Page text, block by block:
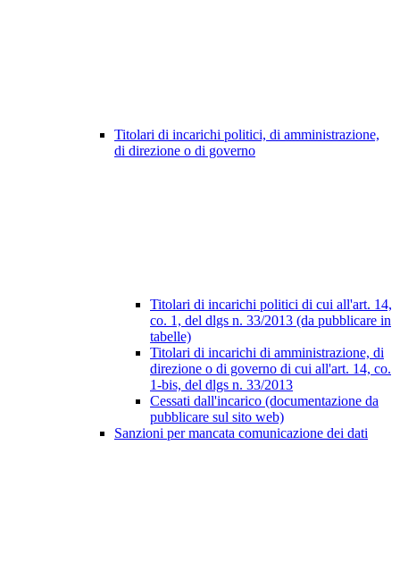
Titolari di incarichi politici, di amministrazione,
di direzione o di governo
Titolari di incarichi politici di cui all'art. 14,
co. 1, del dlgs n. 33/2013 (da pubblicare in
tabelle)
Titolari di incarichi di amministrazione, di
direzione o di governo di cui all'art. 14, co.
1-bis, del dlgs n. 33/2013
Cessati dall'incarico (documentazione da
pubblicare sul sito web)
Sanzioni per mancata comunicazione dei dati